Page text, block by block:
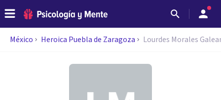
México Heroica Puebla de Zaragoza Lourdes Morales